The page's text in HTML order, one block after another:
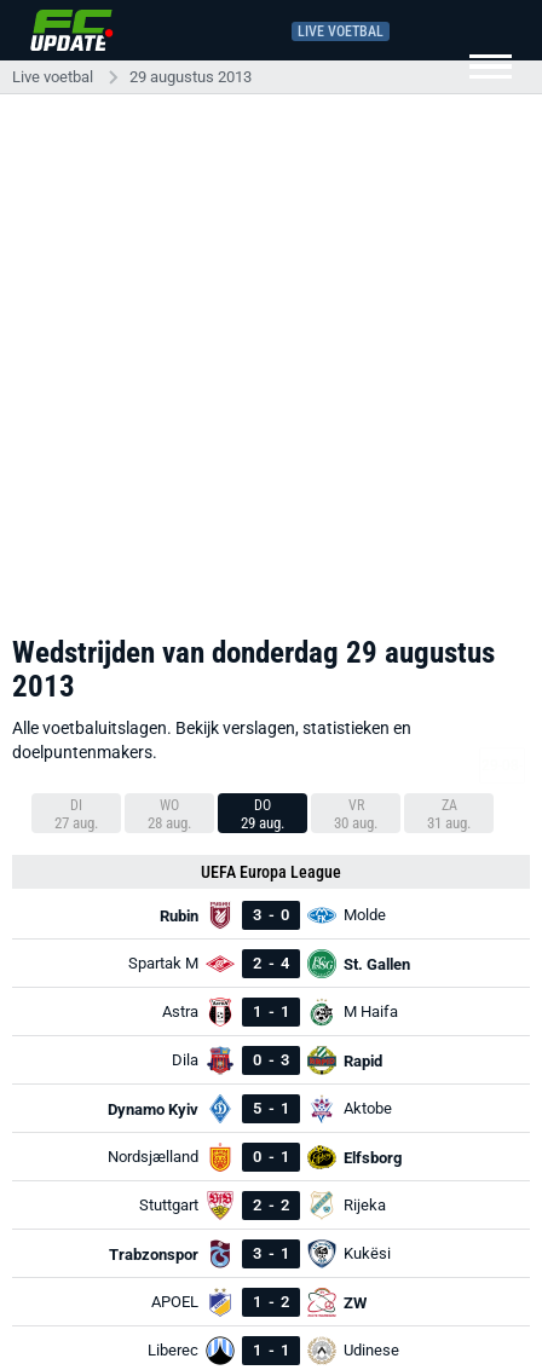
LIVE VOETBAL
Live voetbal 29 augustus 2013
Wedstrijden van donderdag 29 augustus
2013
Alle voetbaluitslagen. Bekijk verslagen, statistieken en
doelpuntenmakers.
DI
27 aug.
WO
28 aug.
DO
29 aug.
VR
30 aug.
ZA
31 aug.
UEFA Europa League
Rubin 3 - 0 Molde
Spartak M 2 - 4 St. Gallen
Astra 1 - 1 M Haifa
Dila 0 - 3 Rapid
Dynamo Kyiv 5 - 1 Aktobe
Nordsjælland 0 - 1 Elfsborg
Stuttgart 2 - 2 Rijeka
Trabzonspor 3 - 1 Kukësi
APOEL 1 - 2 ZW
Liberec 1 - 1 Udinese